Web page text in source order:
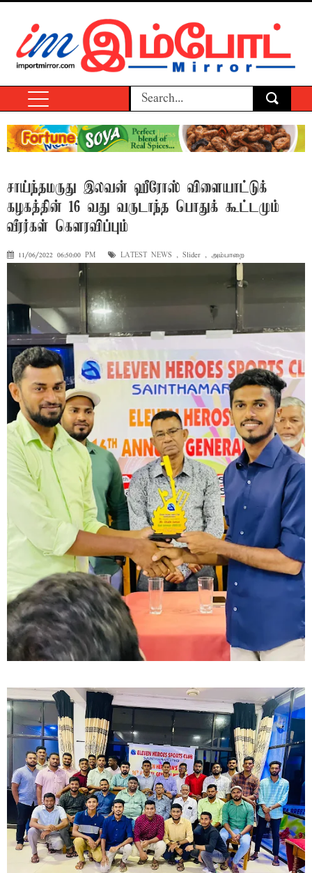
சாய்ந்தமருது இலவன் ஹீரோஸ் விளையாட்டுக்
கழகத்தின் 16 வது வருடாந்த பொதுக் கூட்டமும்
வீரர்கள் கெளரவிப்பும்
11/06/2022 06:50:00 PM LATEST NEWS , Slider , அம்பாறை